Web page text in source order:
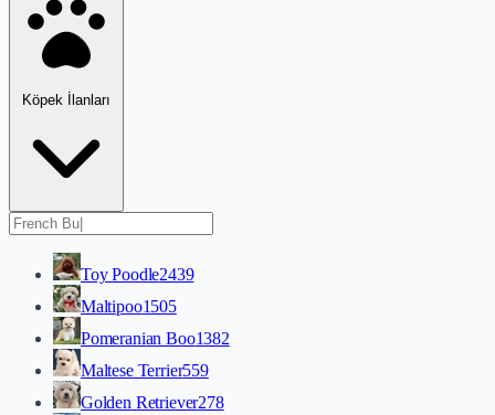
Köpek İlanları
Toy Poodle2439
Maltipoo1505
Pomeranian Boo1382
Maltese Terrier559
Golden Retriever278